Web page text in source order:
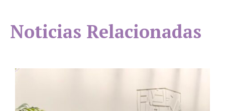
Noticias Relacionadas